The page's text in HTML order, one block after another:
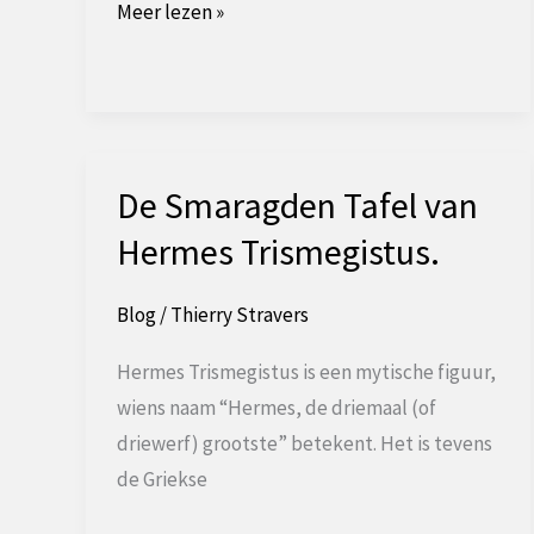
De
Arch
vrijmetselarij.
Meer lezen »
De Smaragden Tafel van
Hermes Trismegistus.
Blog/Thierry Stravers
Hermes Trismegistus is een mytische figuur,
wiens naam “Hermes, de driemaal (of
driewerf) grootste” betekent. Het is tevens
de Griekse